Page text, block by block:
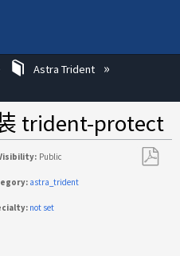
Astra Trident
trident-protect
Public
astra_trident
not set